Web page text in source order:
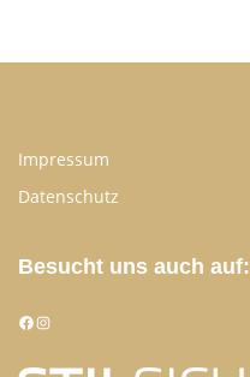
Impressum
Datenschutz
Besucht uns auch auf:
Facebook Instagram